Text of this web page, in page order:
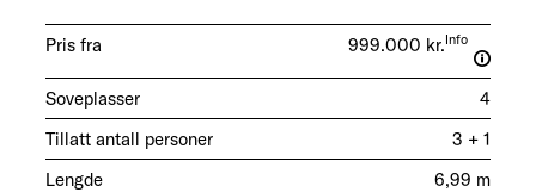
Pris fra 999.000 kr.Info
Soveplasser
4
Tillatt antall personer
3 + 1
Lengde
6,99 m